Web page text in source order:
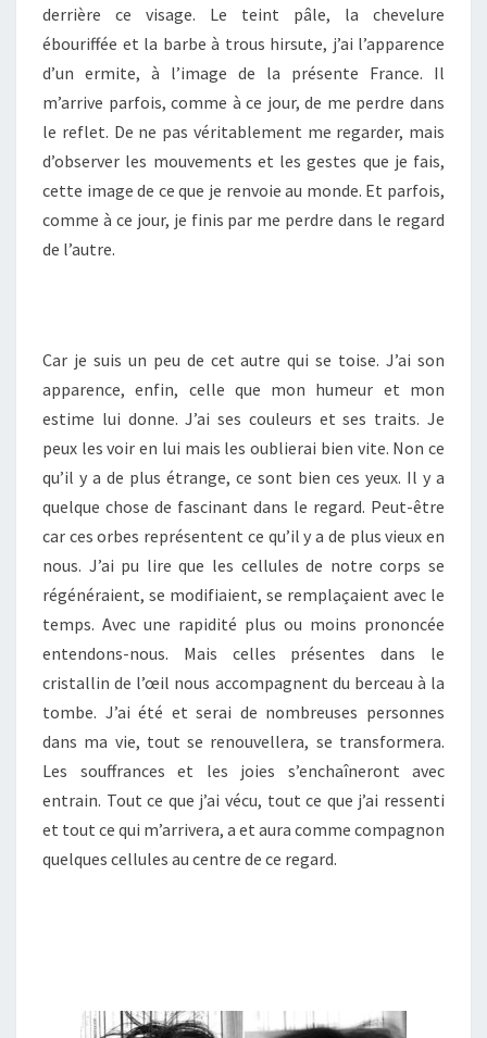
derrière ce visage. Le teint pâle, la chevelure
ébouriffée et la barbe à trous hirsute, j’ai l’apparence
d’un ermite, à l’image de la présente France. Il
m’arrive parfois, comme à ce jour, de me perdre dans
le reflet. De ne pas véritablement me regarder, mais
d’observer les mouvements et les gestes que je fais,
cette image de ce que je renvoie au monde. Et parfois,
comme à ce jour, je finis par me perdre dans le regard
de l’autre.
Car je suis un peu de cet autre qui se toise. J’ai son
apparence, enfin, celle que mon humeur et mon
estime lui donne. J’ai ses couleurs et ses traits. Je
peux les voir en lui mais les oublierai bien vite. Non ce
qu’il y a de plus étrange, ce sont bien ces yeux. Il y a
quelque chose de fascinant dans le regard. Peut-être
car ces orbes représentent ce qu’il y a de plus vieux en
nous. J’ai pu lire que les cellules de notre corps se
régénéraient, se modifiaient, se remplaçaient avec le
temps. Avec une rapidité plus ou moins prononcée
entendons-nous. Mais celles présentes dans le
cristallin de l’œil nous accompagnent du berceau à la
tombe. J’ai été et serai de nombreuses personnes
dans ma vie, tout se renouvellera, se transformera.
Les souffrances et les joies s’enchaîneront avec
entrain. Tout ce que j’ai vécu, tout ce que j’ai ressenti
et tout ce qui m’arrivera, a et aura comme compagnon
quelques cellules au centre de ce regard.